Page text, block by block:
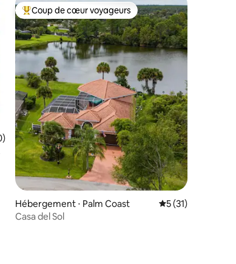
: 5 sur 5
moyenne sur la base de 70 commentaires : 4,99 sur 5
Coups de cœur voyageurs les plus appréciés
Coup de cœur voyageurs
Hébergement ⋅ Palm Coast Évaluation
5 (31)
Casa del Sol